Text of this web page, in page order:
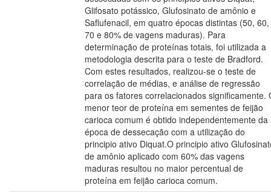
Glifosato potássico, Glufosinato de amônio e
Saflufenacil, em quatro épocas distintas (50, 60,
70 e 80% de vagens maduras). Para
determinação de proteínas totais, foi utilizada a
metodologia descrita para o teste de Bradford.
Com estes resultados, realizou-se o teste de
correlação de médias, e análise de regressão
para os fatores correlacionados significamente.
menor teor de proteína em sementes de feijão
carioca comum é obtido independentemente da
época de dessecação com a utilização do
principio ativo Diquat.O principio ativo
de amônio aplicado com 60% das vagens
maduras resultou no maior percentual de
proteína em feijão carioca comum.